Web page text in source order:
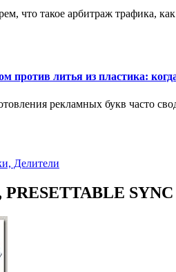
что такое арбитраж трафика,
против литья из пластика:
рекламных букв часто
Делители
PRESETTABLE